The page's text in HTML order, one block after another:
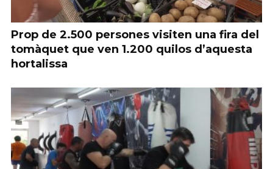
Prop de 2.500 persones visiten una fira del
tomàquet que ven 1.200 quilos d’aquesta
hortalissa